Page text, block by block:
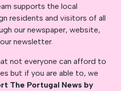
supports the local
residents and visitors of all
our newspaper, website,
newsletter.
not everyone can afford to
but if you are able to, we
The Portugal News by